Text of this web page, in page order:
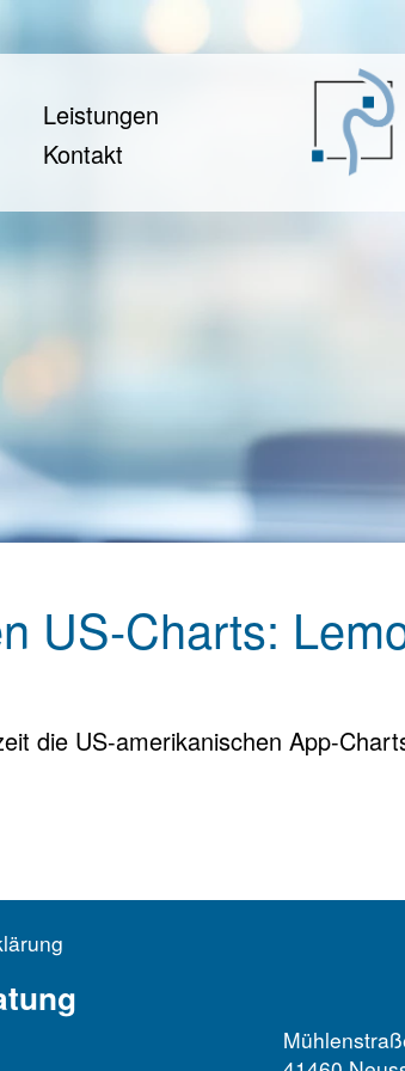
Leistungen
Kontakt
US-Charts:
die US-amerikanischen App-